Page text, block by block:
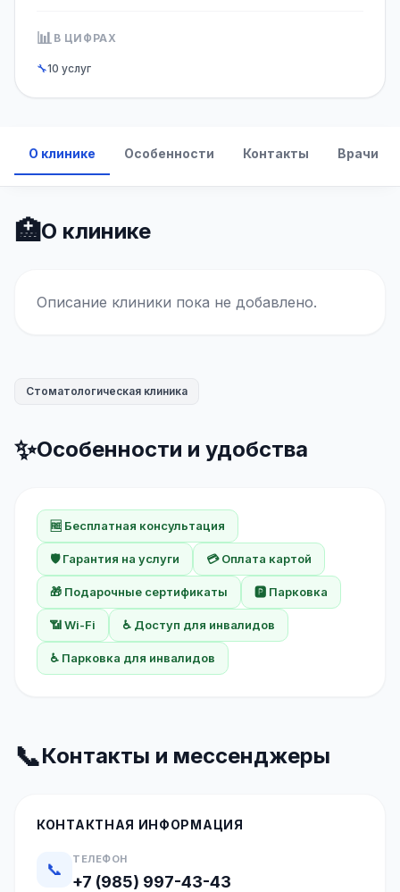
📊 В ЦИФРАХ
🔧10 услуг
О клинике Особенности Контакты Врачи
🏥О клинике
Описание клиники пока не добавлено.
Стоматологическая клиника
✨Особенности и удобства
🆓 Бесплатная консультация
🛡️ Гарантия на услуги 💳 Оплата картой
🎁 Подарочные сертификаты 🅿️ Парковка
📶 Wi-Fi ♿ Доступ для инвалидов
♿ Парковка для инвалидов
📞Контакты и мессенджеры
КОНТАКТНАЯ ИНФОРМАЦИЯ
📞
ТЕЛЕФОН
+7 (985) 997-43-43